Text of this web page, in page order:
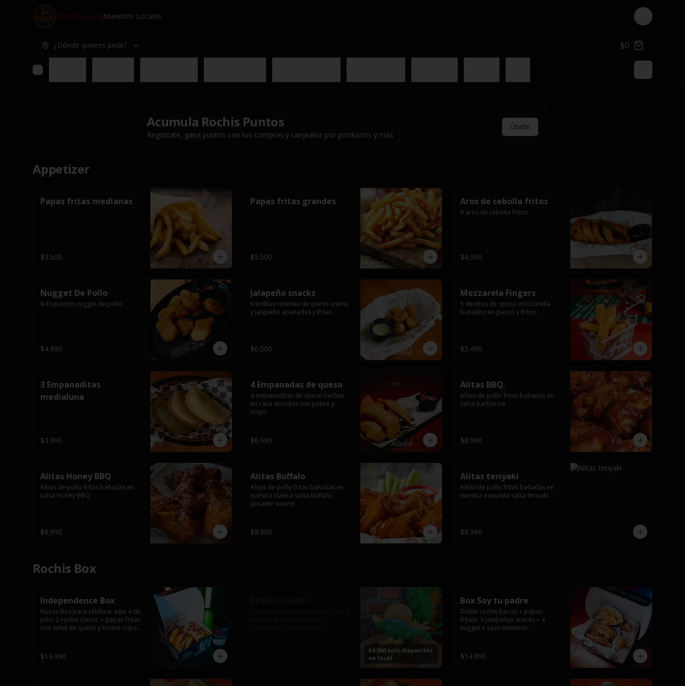
Nuestra CartaNuestros Locales Login
¿Dónde quieres pedir? $0
Acumula Rochis Puntos
Regístrate, gana puntos con tus compras y canjealos por productos y más
Únete
Appetizer
Papas fritas medianas
$3.500
Papas fritas grandes
$5.500
Aros de cebolla fritos
8 aros de cebolla fritos.
$4.990
Nugget De Pollo
8 exquisitos nugget de pollo
$4.990
Jalapeño snacks
6 bolitas rellenas de queso crema
y jalapeño apanadas y fritas
$6.500
Mozzarela Fingers
5 deditos de queso mozzarella
bañados en panco y fritos.
$5.490
3 Empanaditas
medialuna
$3.990
4 Empanadas de queso
4 empanaditas de queso hechas
en casa servidas con pebre y
mayo.
$6.990
Alitas BBQ.
Alitas de pollo fritas bañadas en
salsa barbacoa
$8.990
Alitas Honey BBQ
Alitas de pollo fritas bañadas en
salsa Honey BBQ
$8.990
Alitas Buffalo
Alitas de pollo fritas bañadas en
nuestra clásica salsa buffalo,
(picante suave).
$8.990
Alitas teriyaki
Alitas de pollo fritas bañadas en
nuestra exquisita salsa teriyaki
$8.990
Rochis Box
Independence Box
Nueva Box para celebrar este 4 de
julio; 2 rochis classic + papas fritas
con salsa de queso y tocino cripsy
$14.990
$8.000 solo disponible
en local
Box Soy tu padre
Doble rochis bacon + papas
fritas+ 3 jalapeños snacks + 4
nugget + vaso tematico.
$14.990